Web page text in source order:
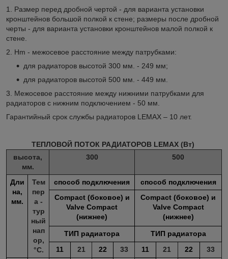
1. Размер перед дробной чертой - для варианта установки
кронштейнов большой полкой к стене; размеры после дробной
черты - для варианта установки кронштейнов малой полкой к
стене.
2. Hm - межосевое расстояние между патрубками:
для радиаторов высотой 300 мм. - 249 мм;
для радиаторов высотой 500 мм. - 449 мм.
3. Межосевое расстояние между нижними патрубками для
радиаторов с нижним подключением - 50 мм.
Гарантийный срок службы радиаторов LEMAX – 10 лет.
ТЕПЛОВОЙ ПОТОК РАДИАТОРОВ LEMAX (Вт)
высота,
мм.
300 500
Дли
на,
мм.
Тем
пер
а -
тур
ный
нап
ор,
°С.
способ подключения
способ подключения
Compact (боковое) и
Valve Compact
(нижнее)
Compact (боковое) и
Valve Compact
(нижнее)
ТИП радиатора
ТИП радиатора
11
21 22 33 11 21 22 33